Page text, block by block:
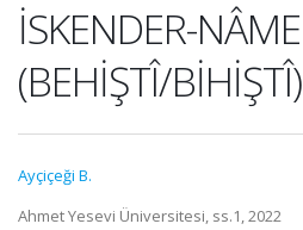
İSKENDER-NÂME
(BEHİŞTÎ/BİHİŞTÎ)
Ayçiçeği B.
Ahmet Yesevi Üniversitesi, ss.1, 2022